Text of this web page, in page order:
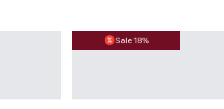
Sale 18%